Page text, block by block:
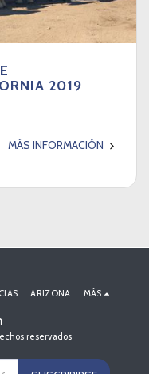
2019
MÁS INFORMACIÓN
reservados
ARIZONA MÁS